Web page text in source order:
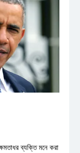
ব্যক্তি মনে করা